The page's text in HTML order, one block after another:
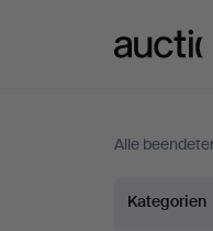
Alle
Uhren
Kategorien